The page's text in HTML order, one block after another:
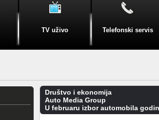
TV uživo Telefonski servis
Društvo i ekonomija
Auto Media Group
U februaru izbor automobila